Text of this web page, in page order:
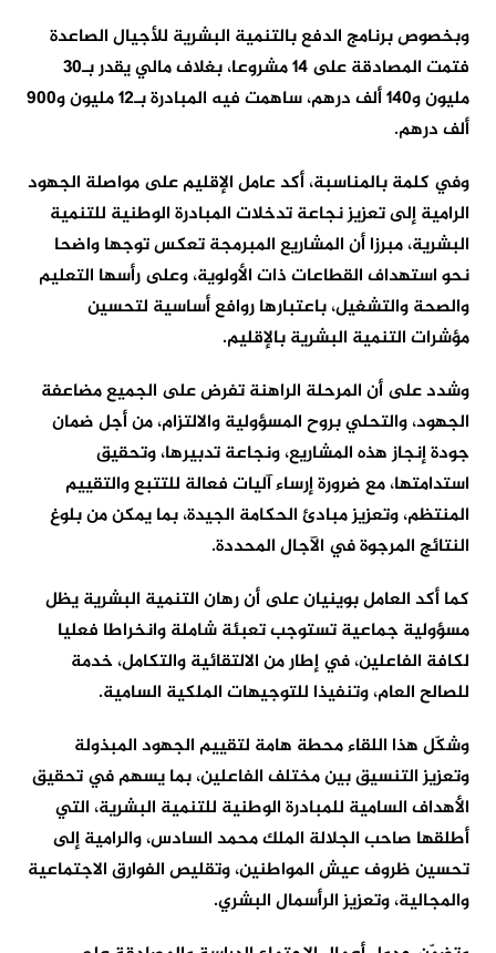
وبخصوص برنامج الدفع بالتنمية البشرية للأجيال الصاعدة
فتمت المصادقة على 14 مشروعا، بغلاف مالي يقدر بـ30
مليون و140 ألف درهم، ساهمت فيه المبادرة بـ12 مليون و900
ألف درهم.
وفي كلمة بالمناسبة، أكد عامل الإقليم على مواصلة الجهود
الرامية إلى تعزيز نجاعة تدخلات المبادرة الوطنية للتنمية
البشرية، مبرزا أن المشاريع المبرمجة تعكس توجها واضحا
نحو استهداف القطاعات ذات الأولوية، وعلى رأسها التعليم
والصحة والتشغيل، باعتبارها روافع أساسية لتحسين
مؤشرات التنمية البشرية بالإقليم.
وشدد على أن المرحلة الراهنة تفرض على الجميع مضاعفة
الجهود، والتحلي بروح المسؤولية والالتزام، من أجل ضمان
جودة إنجاز هذه المشاريع، ونجاعة تدبيرها، وتحقيق
استدامتها، مع ضرورة إرساء آليات فعالة للتتبع والتقييم
المنتظم، وتعزيز مبادئ الحكامة الجيدة، بما يمكن من بلوغ
النتائج المرجوة في الآجال المحددة.
كما أكد العامل بوينيان على أن رهان التنمية البشرية يظل
مسؤولية جماعية تستوجب تعبئة شاملة وانخراطا فعليا
لكافة الفاعلين، في إطار من الالتقائية والتكامل، خدمة
للصالح العام، وتنفيذا للتوجيهات الملكية السامية.
وشكّل هذا اللقاء محطة هامة لتقييم الجهود المبذولة
وتعزيز التنسيق بين مختلف الفاعلين، بما يسهم في تحقيق
الأهداف السامية للمبادرة الوطنية للتنمية البشرية، التي
أطلقها صاحب الجلالة الملك محمد السادس، والرامية إلى
تحسين ظروف عيش المواطنين، وتقليص الفوارق الاجتماعية
والمجالية، وتعزيز الرأسمال البشري.